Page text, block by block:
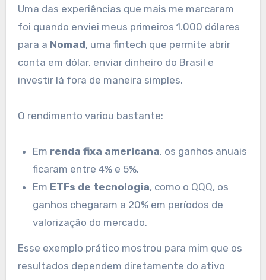
Uma das experiências que mais me marcaram
foi quando enviei meus primeiros 1.000 dólares
para a Nomad, uma fintech que permite abrir
conta em dólar, enviar dinheiro do Brasil e
investir lá fora de maneira simples.
O rendimento variou bastante:
Em renda fixa americana, os ganhos anuais
ficaram entre 4% e 5%.
Em ETFs de tecnologia, como o QQQ, os
ganhos chegaram a 20% em períodos de
valorização do mercado.
Esse exemplo prático mostrou para mim que os
resultados dependem diretamente do ativo